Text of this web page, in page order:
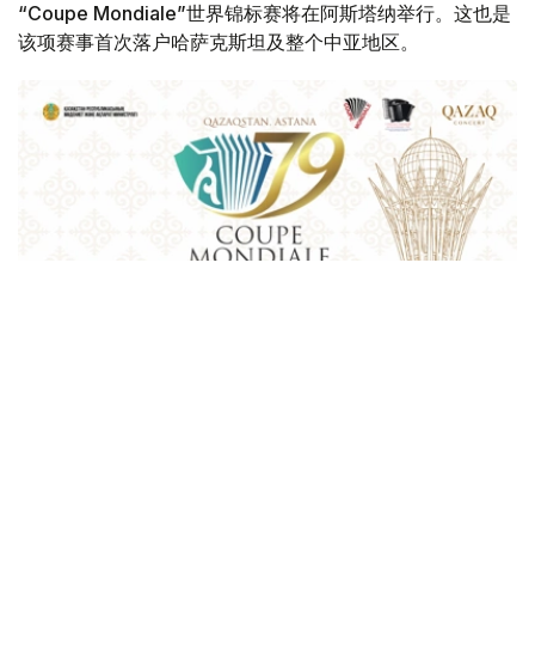
“Coupe Mondiale”世界锦标赛将在阿斯塔纳举行。这也是
该项赛事首次落户哈萨克斯坦及整个中亚地区。